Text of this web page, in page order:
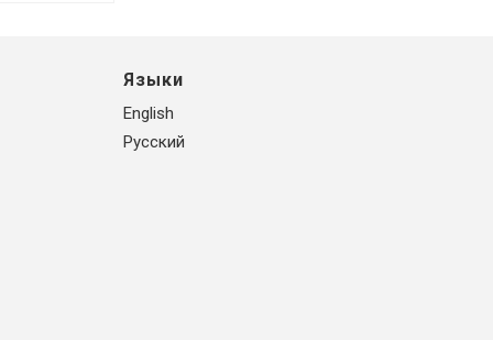
Языки
English
Русский